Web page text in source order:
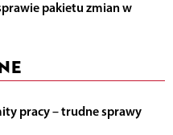
pakietu zmian w
pracy – trudne sprawy